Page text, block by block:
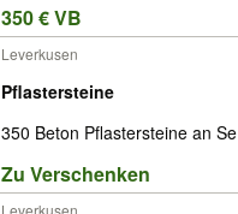
350 € VB
Leverkusen
Pflastersteine
350 Beton Pflastersteine an Se
Zu Verschenken
Leverkusen